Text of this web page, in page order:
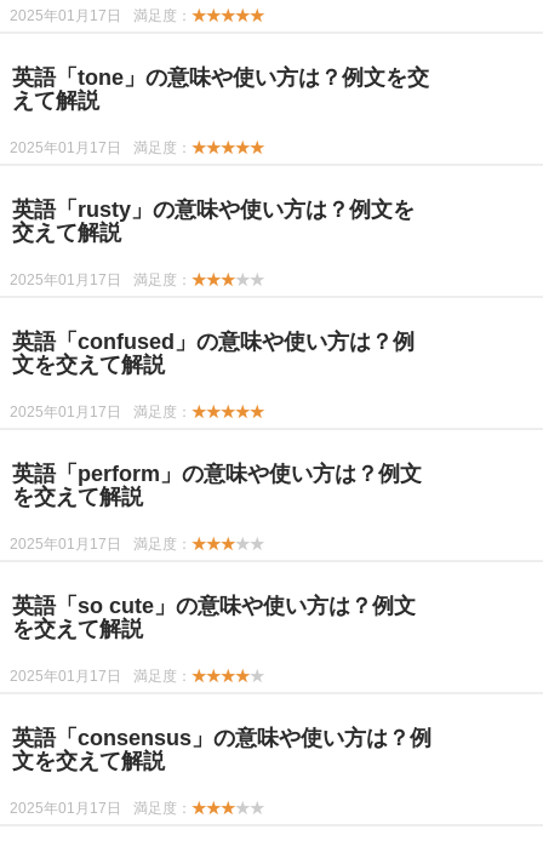
2025年01月17日 満足度： ★★★★★
英語「tone」の意味や使い方は？例文を交
えて解説
2025年01月17日 満足度： ★★★★★
英語「rusty」の意味や使い方は？例文を
交えて解説
2025年01月17日 満足度： ★★★★★
英語「confused」の意味や使い方は？例
文を交えて解説
2025年01月17日 満足度： ★★★★★
英語「perform」の意味や使い方は？例文
を交えて解説
2025年01月17日 満足度： ★★★★★
英語「so cute」の意味や使い方は？例文
を交えて解説
2025年01月17日 満足度： ★★★★★
英語「consensus」の意味や使い方は？例
文を交えて解説
2025年01月17日 満足度： ★★★★★